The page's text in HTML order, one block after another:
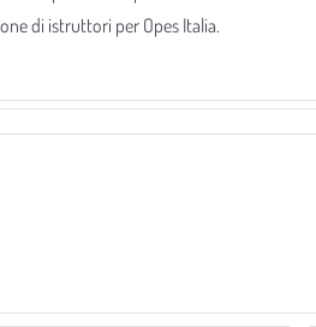
di istruttori per Opes Italia.